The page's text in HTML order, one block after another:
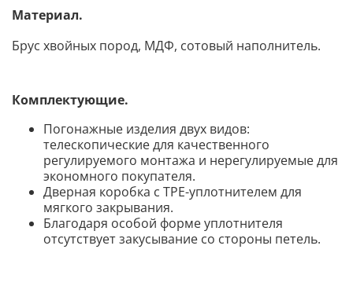
Материал.
Брус хвойных пород, МДФ, сотовый наполнитель.
Комплектующие.
Погонажные изделия двух видов:
телескопические для качественного
регулируемого монтажа и нерегулируемые для
экономного покупателя.
Дверная коробка с TPE-уплотнителем для
мягкого закрывания.
Благодаря особой форме уплотнителя
отсутствует закусывание со стороны петель.